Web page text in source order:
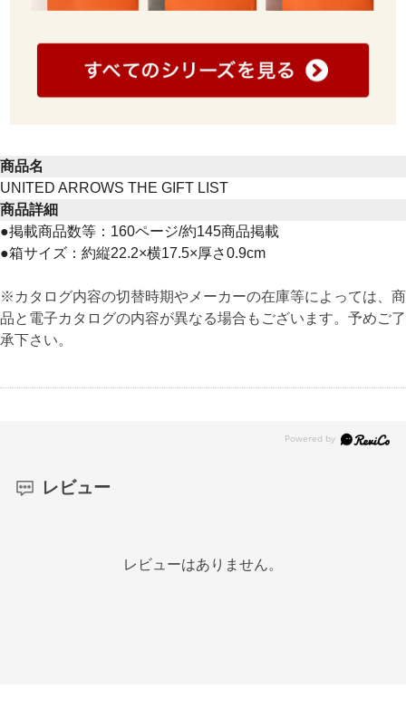
商品名
UNITED ARROWS THE GIFT LIST
商品詳細
●掲載商品数等：160ページ/約145商品掲載
●箱サイズ：約縦22.2×横17.5×厚さ0.9cm
※カタログ内容の切替時期やメーカーの在庫等によっては、商
品と電子カタログの内容が異なる場合もございます。予めご了
承下さい。
レビュー
レビューはありません。